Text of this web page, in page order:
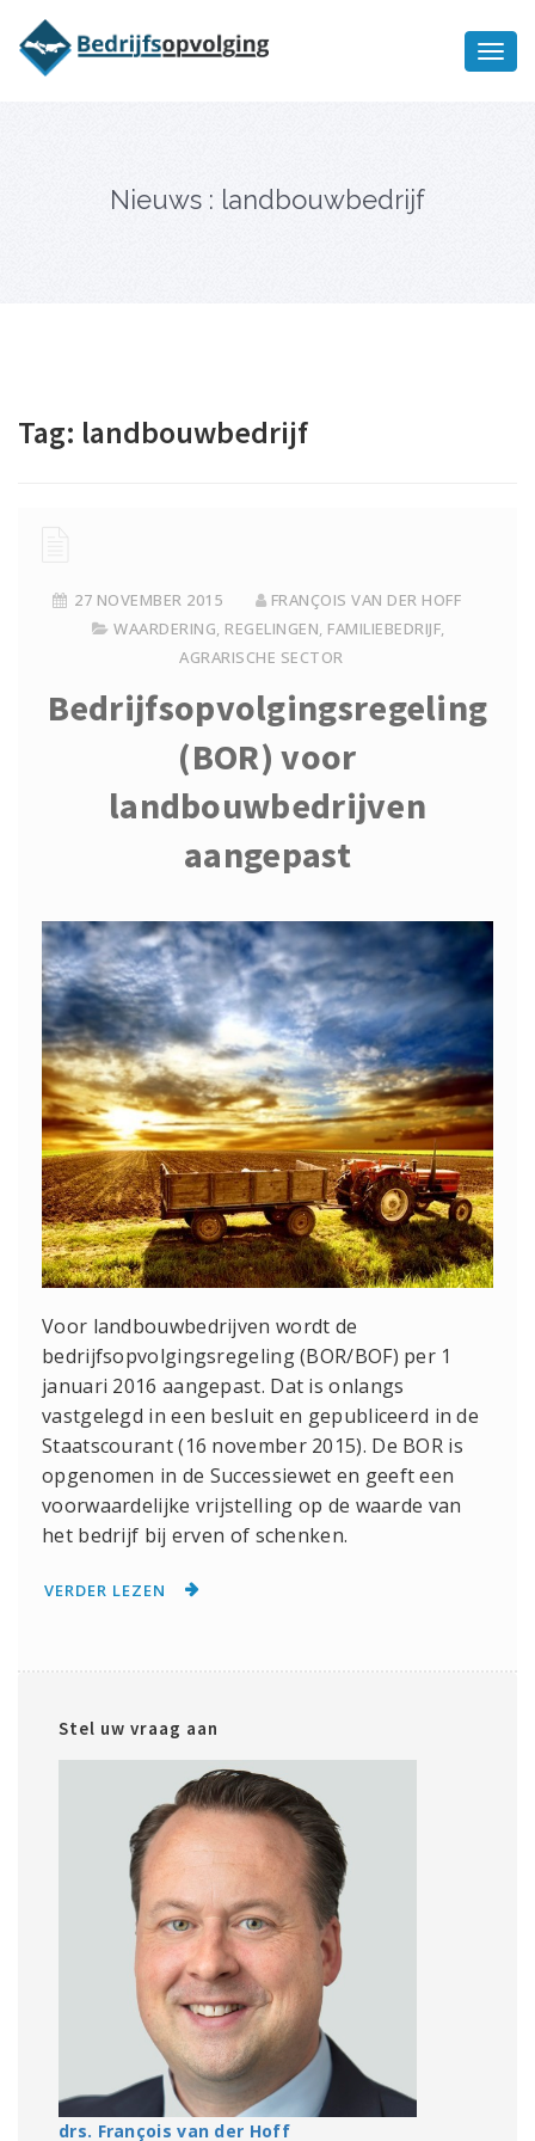
Nieuws : landbouwbedrijf
Tag: landbouwbedrijf
27 NOVEMBER 2015
FRANÇOIS VAN DER HOFF
WAARDERING, REGELINGEN, FAMILIEBEDRIJF,
AGRARISCHE SECTOR
Bedrijfsopvolgingsregeling
(BOR) voor
landbouwbedrijven
aangepast
Voor landbouwbedrijven wordt de
bedrijfsopvolgingsregeling (BOR/BOF) per 1
januari 2016 aangepast. Dat is onlangs
vastgelegd in een besluit en gepubliceerd in de
Staatscourant (16 november 2015). De BOR is
opgenomen in de Successiewet en geeft een
voorwaardelijke vrijstelling op de waarde van
het bedrijf bij erven of schenken.
VERDER LEZEN
Stel uw vraag aan
drs. François van der Hoff
bedrijfsopvolging voor fiscaal
juridisch advies
Ik wil meer informatie